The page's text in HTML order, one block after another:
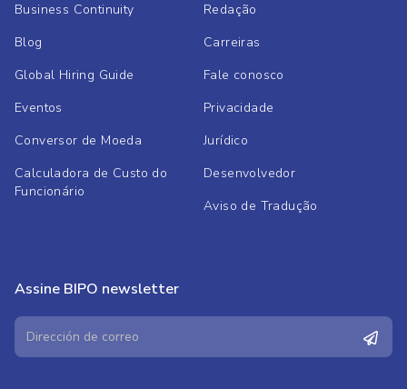
Business Continuity
Blog
Global Hiring Guide
Eventos
Conversor de Moeda
Calculadora de Custo do
Funcionário
Redação
Carreiras
Fale conosco
Privacidade
Jurídico
Desenvolvedor
Aviso de Tradução
Assine BIPO newsletter